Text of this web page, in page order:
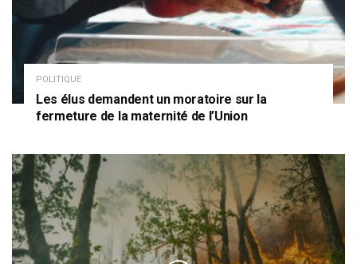
POLITIQUE
Les élus demandent un moratoire sur la
fermeture de la maternité de l’Union